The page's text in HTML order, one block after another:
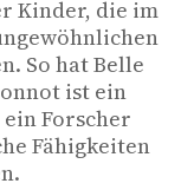
Kinder, die im
So hat Belle
ist ein
Forscher
Fähigkeiten